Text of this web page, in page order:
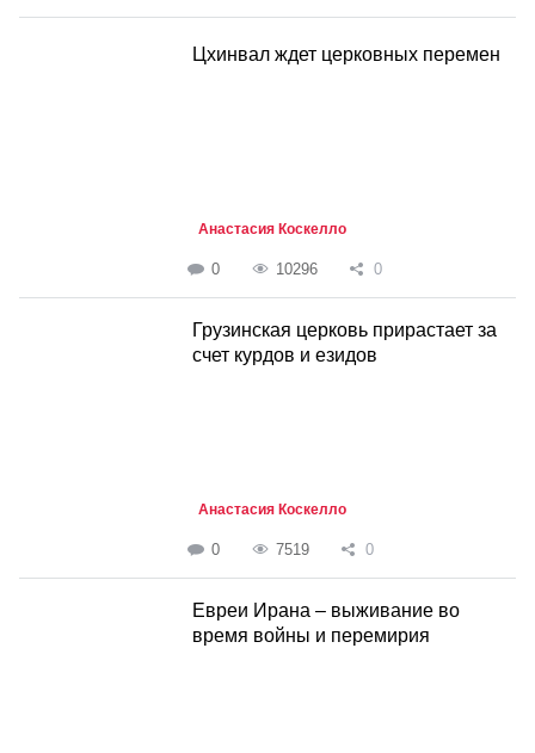
Цхинвал ждет церковных перемен
Анастасия Коскелло
0 10296 0
Грузинская церковь прирастает за
счет курдов и езидов
Анастасия Коскелло
0 7519 0
Евреи Ирана – выживание во
время войны и перемирия